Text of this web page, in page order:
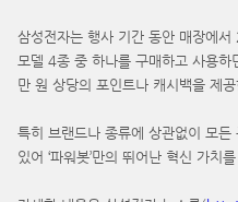
삼성전자는 행사 기간 동안 매장에서
모델 4종 중 하나를 구매하고 사용
만 원 상당의 포인트나 캐시백을 제공
특히 브랜드나 종류에 상관없이 모
있어 ‘파워봇’만의 뛰어난 혁신 가치